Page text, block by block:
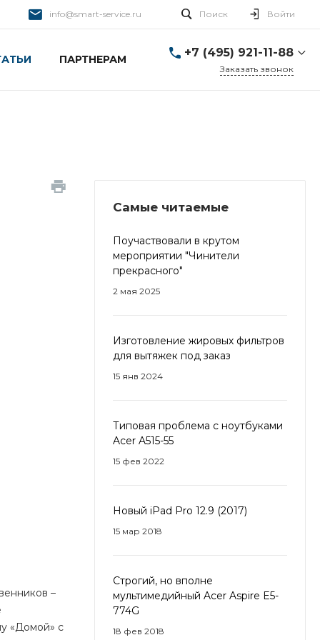
info@smart-service.ru Поиск Войти
ПАРТНЕРАМ
+7 (495) 921-11-88
Заказать звонок
Самые читаемые
Поучаствовали в крутом
мероприятии "Чинители
прекрасного"
2 мая 2025
Изготовление жировых фильтров
для вытяжек под заказ
15 янв 2024
Типовая проблема с ноутбуками
Acer A515-55
15 фев 2022
Новый iPad Pro 12.9 (2017)
15 мар 2018
Строгий, но вполне
мультимедийный Acer Aspire E5-
774G
18 фев 2018
–
«Домой» с